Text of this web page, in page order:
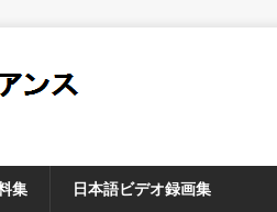
集 日本語ビデオ録画集